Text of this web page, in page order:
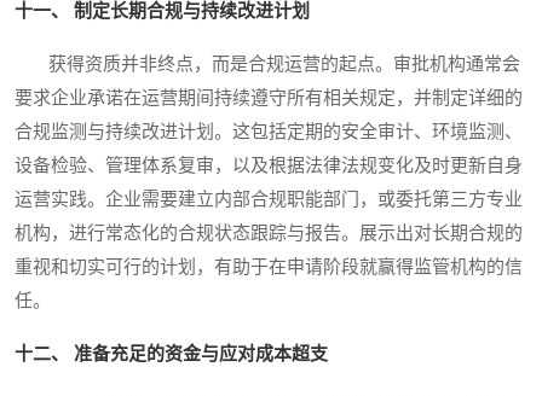
十一、 制定长期合规与持续改进计划
获得资质并非终点，而是合规运营的起点。审批机构通常会
要求企业承诺在运营期间持续遵守所有相关规定，并制定详细的
合规监测与持续改进计划。这包括定期的安全审计、环境监测、
设备检验、管理体系复审，以及根据法律法规变化及时更新自身
运营实践。企业需要建立内部合规职能部门，或委托第三方专业
机构，进行常态化的合规状态跟踪与报告。展示出对长期合规的
重视和切实可行的计划，有助于在申请阶段就赢得监管机构的信
任。
十二、 准备充足的资金与应对成本超支